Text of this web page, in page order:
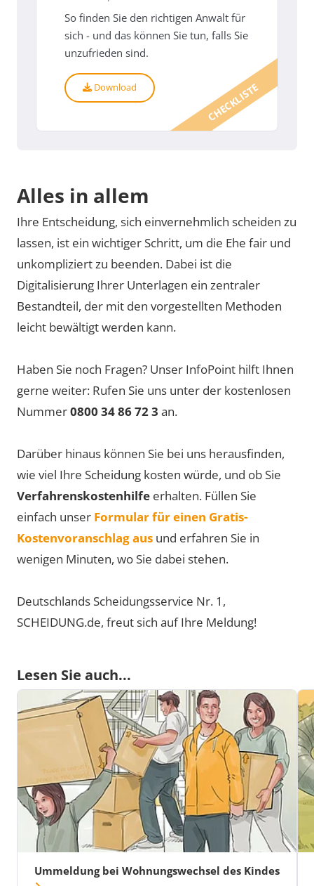
CHECKLISTE
So finden Sie den richtigen Anwalt für
sich - und das können Sie tun, falls Sie
unzufrieden sind.
Download
Alles in allem
Ihre Entscheidung, sich einvernehmlich scheiden zu
lassen, ist ein wichtiger Schritt, um die Ehe fair und
unkompliziert zu beenden. Dabei ist die
Digitalisierung Ihrer Unterlagen ein zentraler
Bestandteil, der mit den vorgestellten Methoden
leicht bewältigt werden kann.
Haben Sie noch Fragen? Unser InfoPoint hilft Ihnen
gerne weiter: Rufen Sie uns unter der kostenlosen
Nummer0800 34 86 72 3 an.
Darüber hinaus können Sie bei uns herausfinden,
wie viel Ihre Scheidung kosten würde, und ob Sie
Verfahrenskostenhilfe erhalten. Füllen Sie
einfach unser Formular für einen Gratis-
Kostenvoranschlag aus und erfahren Sie in
wenigen Minuten, wo Sie dabei stehen.
Deutschlands Scheidungsservice Nr. 1,
SCHEIDUNG.de, freut sich auf Ihre Meldung!
Lesen Sie auch...
Ummeldung bei Wohnungswechsel des Kindes